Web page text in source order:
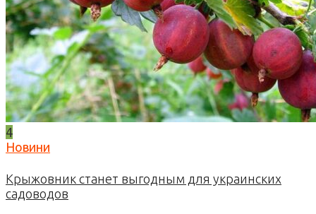
4
Новини
Крыжовник станет выгодным для украинских
садоводов